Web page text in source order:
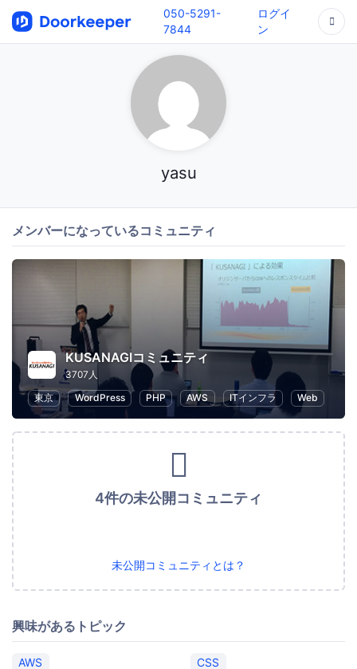
050-5291-
7844
ログイ
ン
yasu
メンバーになっているコミュニティ
KUSANAGIコミュニティ
3707人
東京
WordPress PHP AWS ITインフラ Web
4件の未公開コミュニティ
未公開コミュニティとは？
興味があるトピック
AWS
CSS